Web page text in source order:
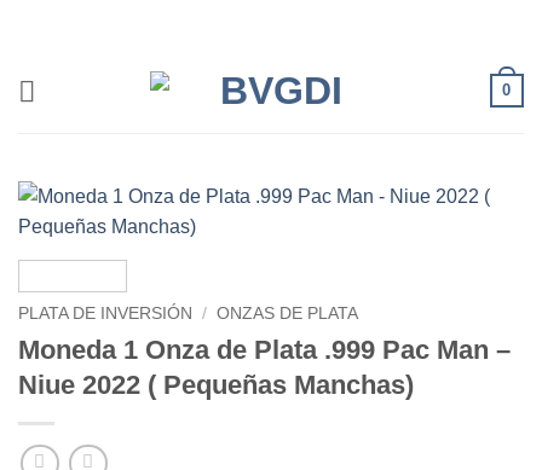
0
PLATA DE INVERSIÓN / ONZAS DE PLATA
Moneda 1 Onza de Plata .999 Pac Man –
Niue 2022 ( Pequeñas Manchas)